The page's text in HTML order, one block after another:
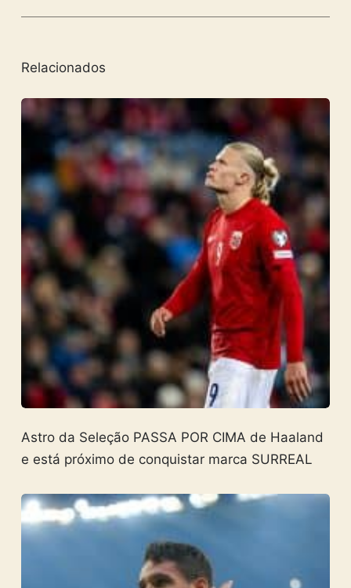
Relacionados
Astro da Seleção PASSA POR CIMA de Haaland
e está próximo de conquistar marca SURREAL